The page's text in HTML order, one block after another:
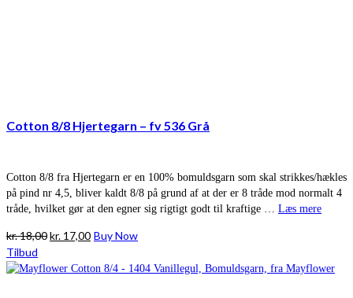
Cotton 8/8 Hjertegarn – fv 536 Grå
Cotton 8/8 fra Hjertegarn er en 100% bomuldsgarn som skal strikkes/hækles
på pind nr 4,5, bliver kaldt 8/8 på grund af at der er 8 tråde mod normalt 4
tråde, hvilket gør at den egner sig rigtigt godt til kraftige … Læs mere
kr.18,00Den
pris
kr. 17,00Den
pris
Buy Now
Tilbud